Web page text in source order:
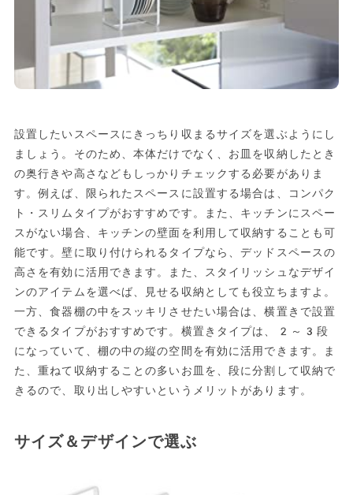
設置したいスペースにきっちり収まるサイズを選ぶようにし
ましょう。そのため、本体だけでなく、お皿を収納したとき
の奥行きや高さなどもしっかりチェックする必要がありま
す。例えば、限られたスペースに設置する場合は、コンパク
ト・スリムタイプがおすすめです。また、キッチンにスペー
スがない場合、キッチンの壁面を利用して収納することも可
能です。壁に取り付けられるタイプなら、デッドスペースの
高さを有効に活用できます。また、スタイリッシュなデザイ
ンのアイテムを選べば、見せる収納としても役立ちますよ。
一方、食器棚の中をスッキリさせたい場合は、横置きで設置
できるタイプがおすすめです。横置きタイプは、2～3段
になっていて、棚の中の縦の空間を有効に活用できます。ま
た、重ねて収納することの多いお皿を、段に分割して収納で
きるので、取り出しやすいというメリットがあります。
サイズ＆デザインで選ぶ